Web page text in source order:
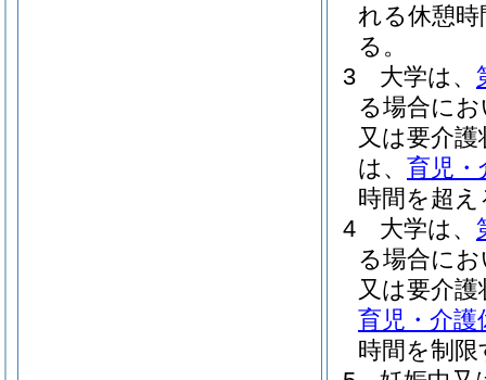
れる休憩
る。
3
大学は、
る場合に
又は要介
は、 育児・
時間を超
4
大学は、
る場合に
又は要介
育児・介護
時間を制